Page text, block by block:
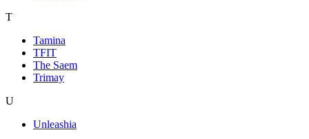
T
Tamina
TFIT
The Saem
Trimay
U
Unleashia